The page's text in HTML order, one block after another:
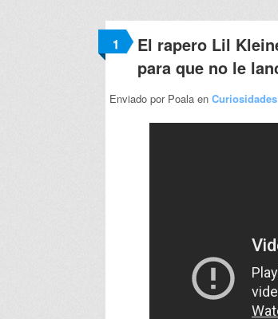
1
El rapero Lil
para que no le
Enviado por Poala en Curiosidades